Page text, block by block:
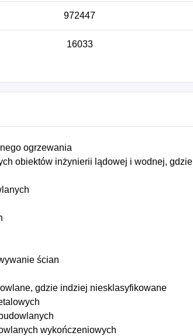
972447
16033
ogrzewania
obiektów inżynierii lądowej i wodnej, gdzie
ścian
gdzie indziej niesklasyfikowane
wykończeniowych